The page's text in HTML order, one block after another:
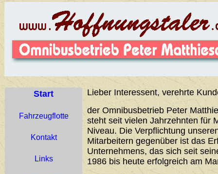
Start
Fahrzeugflotte
Kontakt
Links
Lieber Interessent, verehrte
der Omnibusbetrieb Peter
steht seit vielen Jahrzehnten für
Niveau. Die Verpflichtung
Mitarbeitern gegenüber ist das
Unternehmens, das sich seit
1986 bis heute erfolgreich am